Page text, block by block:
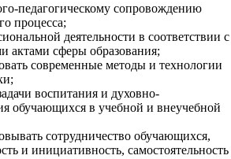
педагогическому сопровождению
процесса;
деятельности в соответствии с
актами сферы образования;
современные методы и технологии
воспитания и духовно-
обучающихся в учебной и внеучебной
сотрудничество обучающихся,
и инициативность, самостоятельность